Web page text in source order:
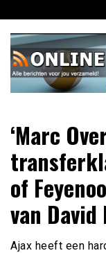
naar
inhoud
Online
verzameld
‘Marc
of
van David
Ajax heeft een